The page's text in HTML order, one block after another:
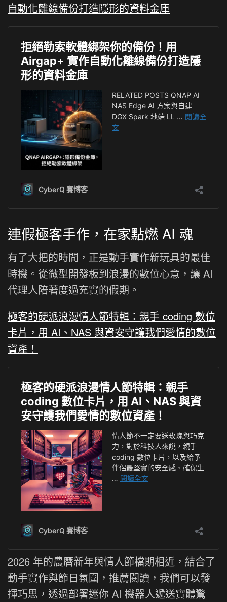
自動化離線備份打造隱形的資料金庫
連假極客手作，在家點燃 AI 魂
有了大把的時間，正是動手實作新玩具的最佳
時機。從微型開發板到浪漫的數位心意，讓 AI
代理人陪著度過充實的假期。
極客的硬派浪漫情人節特輯：親手 coding 數位
卡片，用 AI、NAS 與資安守護我們愛情的數位
資產！
2026 年的農曆新年與情人節檔期相近，結合了
動手實作與節日氛圍，推薦閱讀，我們可以發
揮巧思，透過部署迷你 AI 機器人遞送實體驚